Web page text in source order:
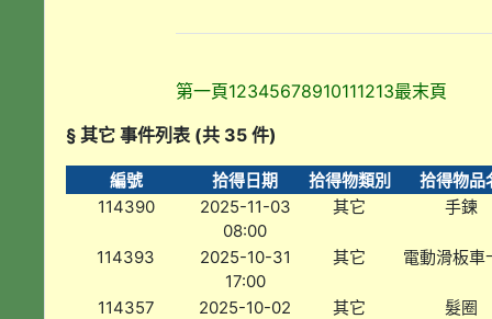
第一頁12345678910111213最末頁
§ 其它 事件列表 (共 35 件)
編號 拾得日期 拾得物類別
拾得物品
114390
2025-11-03
08:00
其它 手鍊
114393
2025-10-31
17:00
其它 電動滑板車
114357
2025-10-02
其它 髮圈